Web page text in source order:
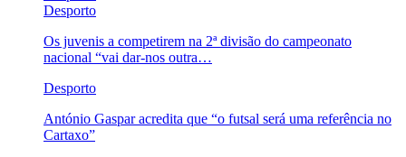
Desporto
Os juvenis a competirem na 2ª divisão do campeonato
nacional “vai dar-nos outra…
Desporto
António Gaspar acredita que “o futsal será uma referência no
Cartaxo”